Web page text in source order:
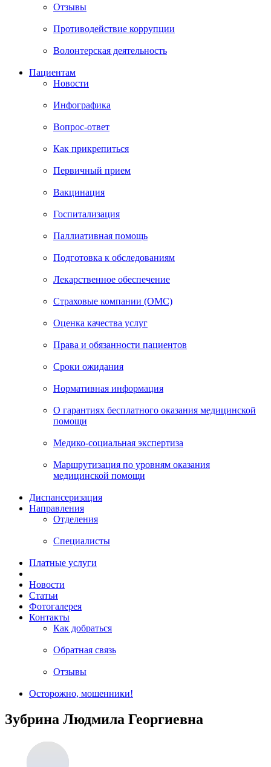
Отзывы
Противодействие коррупции
Волонтерская деятельность
Пациентам
Новости
Инфографика
Вопрос-ответ
Как прикрепиться
Первичный прием
Вакцинация
Госпитализация
Паллиативная помощь
Подготовка к обследованиям
Лекарственное обеспечение
Страховые компании (ОМС)
Оценка качества услуг
Права и обязанности пациентов
Сроки ожидания
Нормативная информация
О гарантиях бесплатного оказания медицинской
помощи
Медико-социальная экспертиза
Маршрутизация по уровням оказания
медицинской помощи
Диспансеризация
Направления
Отделения
Специалисты
Платные услуги
Новости
Статьи
Фотогалерея
Контакты
Как добраться
Обратная связь
Отзывы
Осторожно, мошенники!
Зубрина Людмила Георгиевна